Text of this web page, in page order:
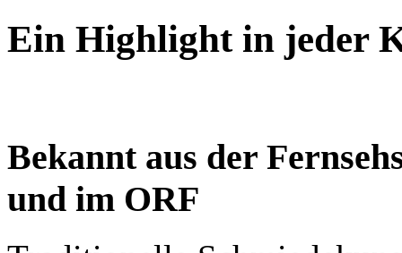
Ein Highlight in jeder
Bekannt aus der
und im ORF